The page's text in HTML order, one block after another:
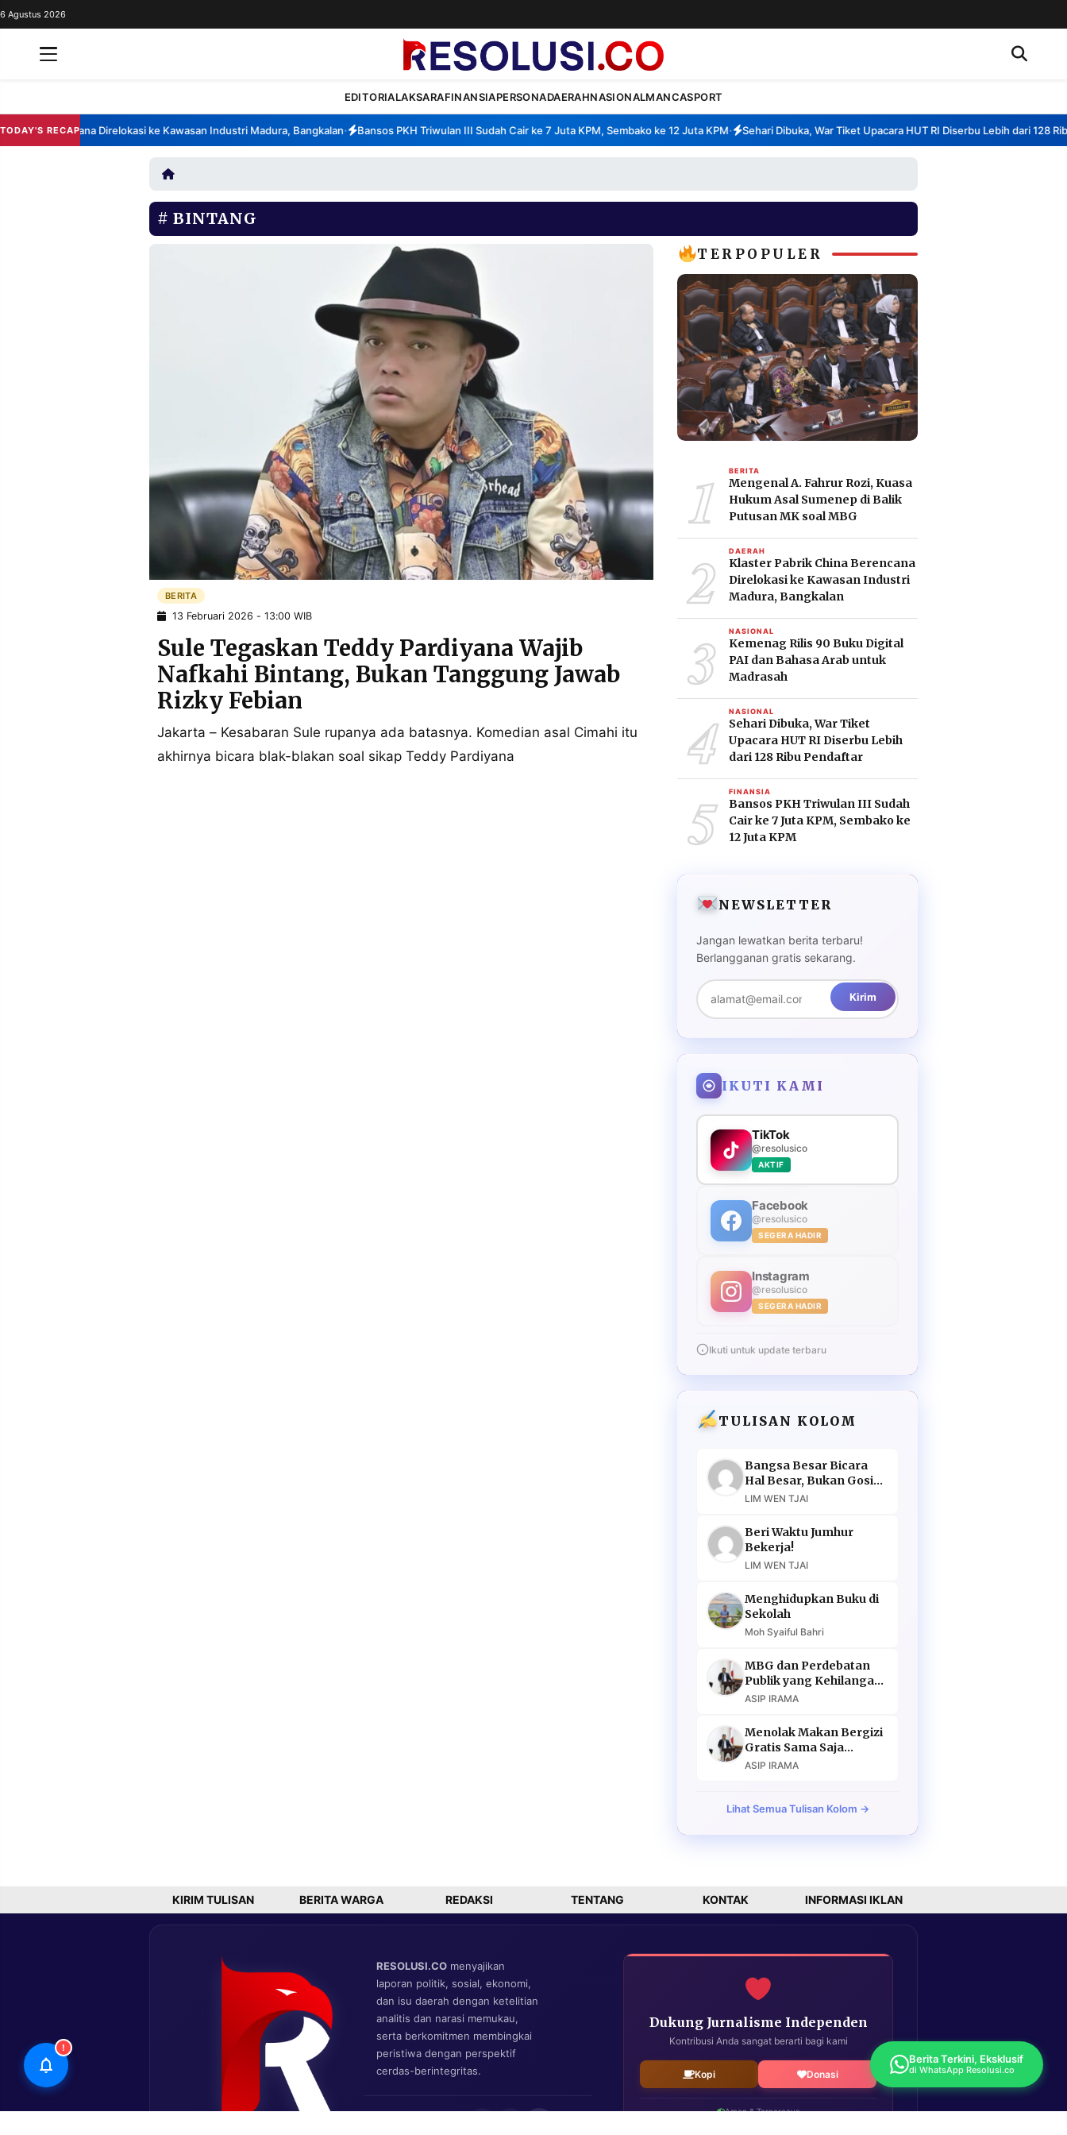
REDAKSI
PERSONA
NASIONAL
6 Agustus 2026
EDITORIALAKSARAFINANSIAPERSONADAERAHNASIONALMANCASPORT
TODAY'S RECAP
Berencana Direlokasi ke Kawasan Industri Madura, Bangkalan• Bansos PKH Triwulan III Sudah Cair ke 7 Juta KPM, Sembako ke 12 Juta KPM• Sehari Dibuka, War Tiket Upacara HUT RI Diserbu Lebih dari 128 Ribu
BINTANG
BERITA
13 Februari 2026 - 13:00 WIB
Sule Tegaskan Teddy Pardiyana Wajib
Nafkahi Bintang, Bukan Tanggung Jawab
Rizky Febian
Jakarta – Kesabaran Sule rupanya ada batasnya. Komedian asal Cimahi itu
akhirnya bicara blak-blakan soal sikap Teddy Pardiyana
TERPOPULER
1 BERITA
Mengenal A. Fahrur Rozi, Kuasa
Hukum Asal Sumenep di Balik
Putusan MK soal MBG
2 DAERAH
Klaster Pabrik China Berencana
Direlokasi ke Kawasan Industri
Madura, Bangkalan
3 NASIONAL
Kemenag Rilis 90 Buku Digital
PAI dan Bahasa Arab untuk
Madrasah
4 NASIONAL
Sehari Dibuka, War Tiket
Upacara HUT RI Diserbu Lebih
dari 128 Ribu Pendaftar
5 FINANSIA
Bansos PKH Triwulan III Sudah
Cair ke 7 Juta KPM, Sembako ke
12 Juta KPM
NEWSLETTER
Jangan lewatkan berita terbaru!
Berlangganan gratis sekarang.
Kirim
IKUTI KAMI
TikTok
@resolusico
AKTIF
Facebook
@resolusico
SEGERA HADIR
Instagram
@resolusico
SEGERA HADIR
Ikuti untuk update terbaru
TULISAN KOLOM
Bangsa Besar Bicara
Hal Besar, Bukan Gosip
Murahan
LIM WEN TJAI
Beri Waktu Jumhur
Bekerja!
LIM WEN TJAI
Menghidupkan Buku di
Sekolah
Moh Syaiful Bahri
MBG dan Perdebatan
Publik yang Kehilangan
Argumen
ASIP IRAMA
Menolak Makan Bergizi
Gratis Sama Saja
Menolak Masa Depan
ASIP IRAMA
Lihat Semua Tulisan Kolom →
KIRIM TULISAN BERITA WARGA REDAKSI TENTANG KONTAK INFORMASI IKLAN
RESOLUSI.CO menyajikan
laporan politik, sosial, ekonomi,
dan isu daerah dengan ketelitian
analitis dan narasi memukau,
serta berkomitmen membingkai
peristiwa dengan perspektif
cerdas-berintegritas.
Dukung Jurnalisme Independen
Kontribusi Anda sangat berarti bagi kami
Kopi Donasi
Aman & Terpercaya
!
Berita Terkini, Eksklusif
di WhatsApp Resolusi.co